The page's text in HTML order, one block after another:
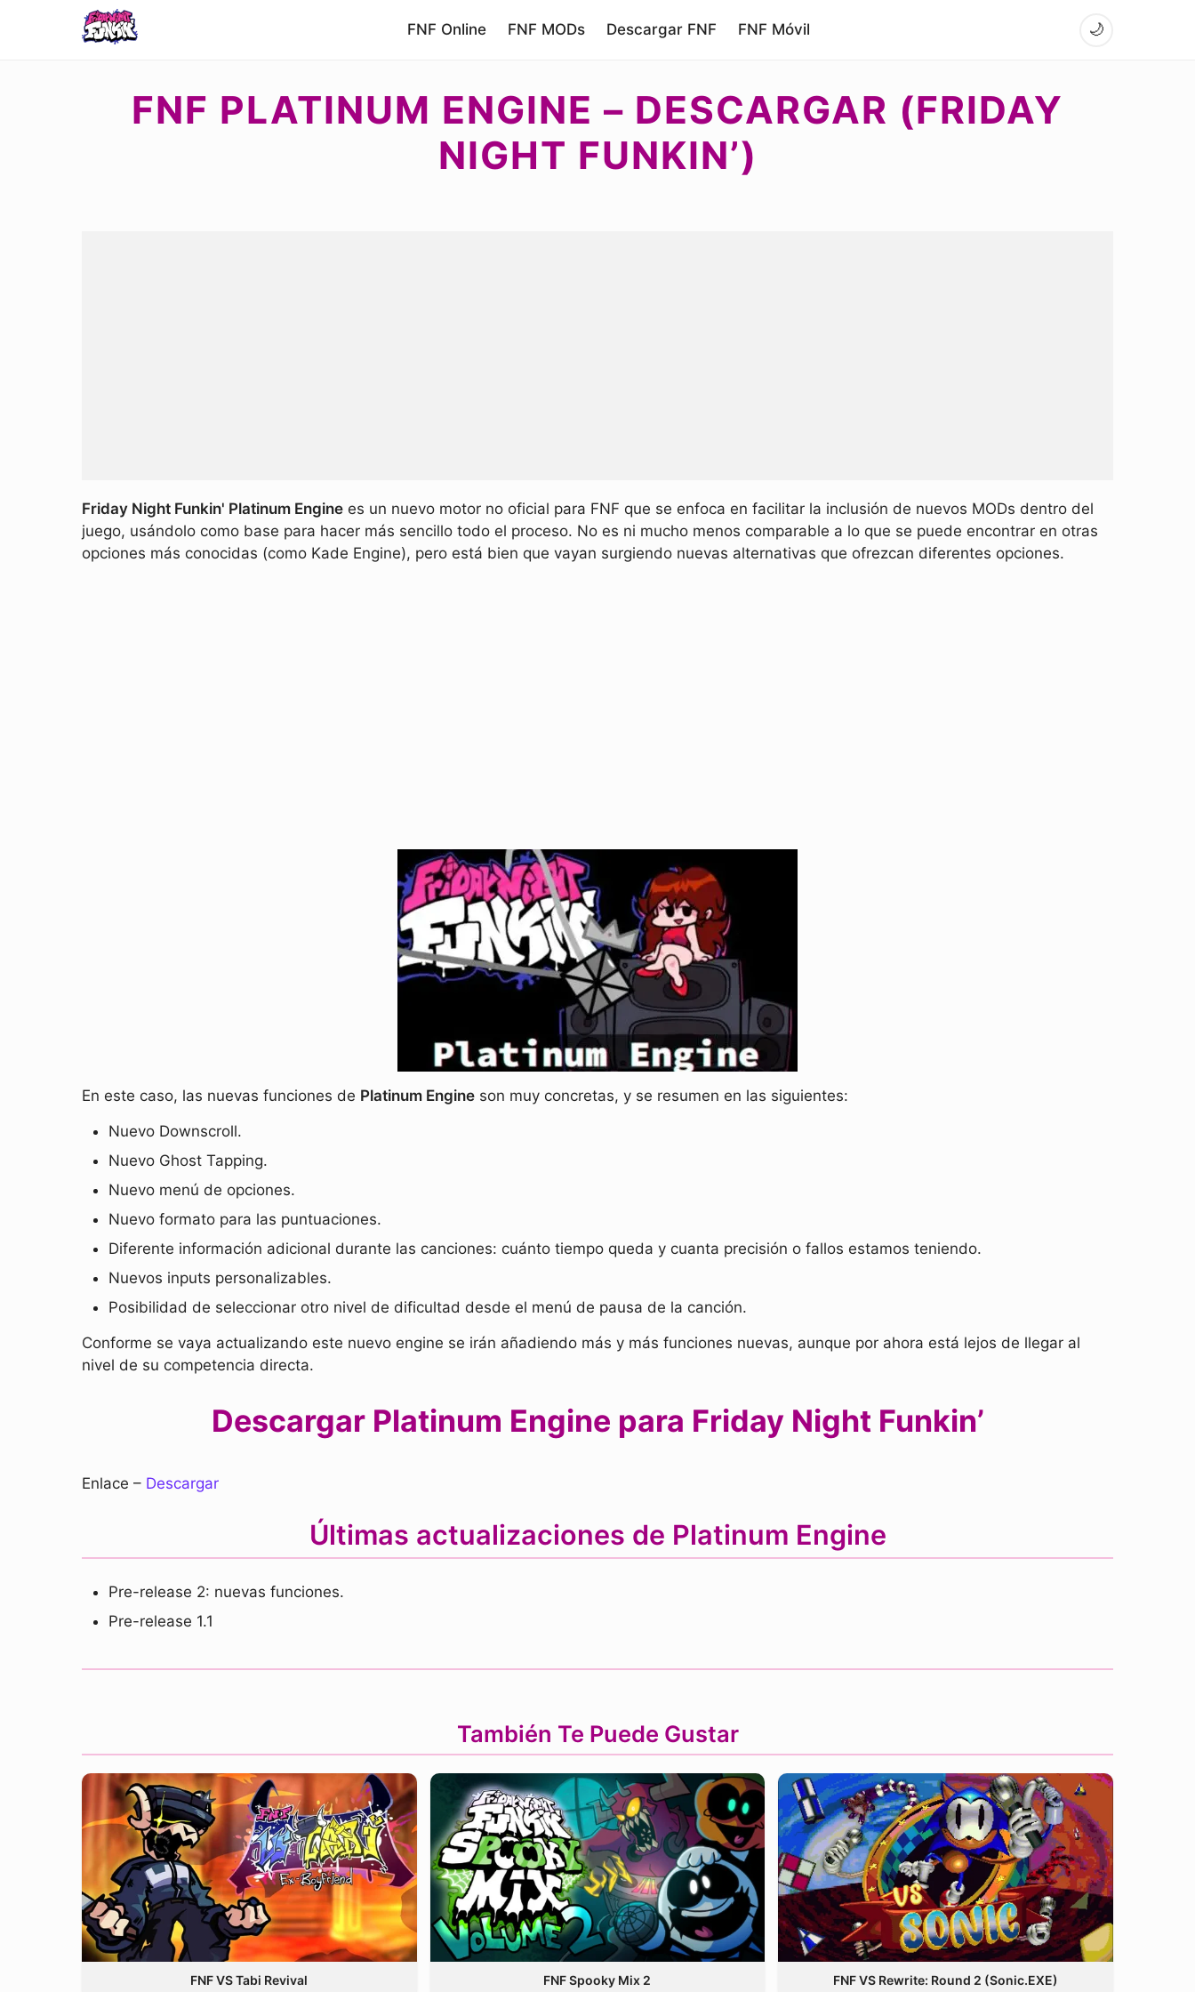
FNF Online FNF MODs Descargar FNF FNF Móvil 🌙
FNF PLATINUM ENGINE – DESCARGAR (FRIDAY
NIGHT FUNKIN’)
Friday Night Funkin' Platinum Engine es un nuevo motor no oficial para FNF que se enfoca en facilitar la inclusión de nuevos MODs dentro del
juego, usándolo como base para hacer más sencillo todo el proceso. No es ni mucho menos comparable a lo que se puede encontrar en otras
opciones más conocidas (como Kade Engine), pero está bien que vayan surgiendo nuevas alternativas que ofrezcan diferentes opciones.
En este caso, las nuevas funciones de Platinum Engine son muy concretas, y se resumen en las siguientes:
Nuevo Downscroll.
Nuevo Ghost Tapping.
Nuevo menú de opciones.
Nuevo formato para las puntuaciones.
Diferente información adicional durante las canciones: cuánto tiempo queda y cuanta precisión o fallos estamos teniendo.
Nuevos inputs personalizables.
Posibilidad de seleccionar otro nivel de dificultad desde el menú de pausa de la canción.
Conforme se vaya actualizando este nuevo engine se irán añadiendo más y más funciones nuevas, aunque por ahora está lejos de llegar al
nivel de su competencia directa.
Descargar Platinum Engine para Friday Night Funkin’
Enlace – Descargar
Últimas actualizaciones de Platinum Engine
Pre-release 2: nuevas funciones.
Pre-release 1.1
También Te Puede Gustar
FNF VS Tabi Revival FNF Spooky Mix 2 FNF VS Rewrite: Round 2 (Sonic.EXE)